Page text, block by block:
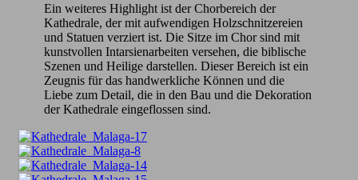
Ein weiteres Highlight ist der Chorbereich der
Kathedrale, der mit aufwendigen Holzschnitzereien
und Statuen verziert ist. Die Sitze im Chor sind mit
kunstvollen Intarsienarbeiten versehen, die biblische
Szenen und Heilige darstellen. Dieser Bereich ist ein
Zeugnis für das handwerkliche Können und die
Liebe zum Detail, die in den Bau und die Dekoration
der Kathedrale eingeflossen sind.